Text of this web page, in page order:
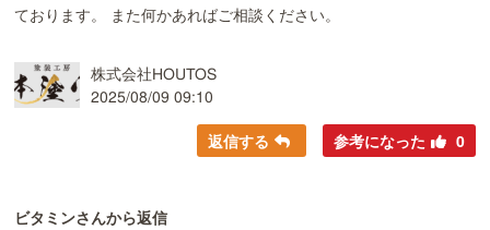
ております。 また何かあればご相談ください。
株式会社HOUTOS
2025/08/09 09:10
返信する 参考になった 0
ビタミンさんから返信